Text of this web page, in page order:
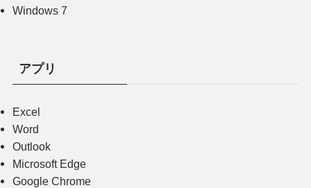
Windows 7
アプリ
Excel
Word
Outlook
Microsoft Edge
Google Chrome